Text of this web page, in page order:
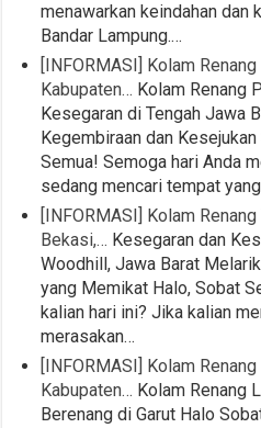
menawarkan keindahan dan
Bandar Lampung.…
[INFORMASI] Kolam
Kabupaten… Kolam Renang
Kesegaran di Tengah Jawa
Kegembiraan dan
Semua! Semoga hari Anda
sedang mencari tempat
[INFORMASI] Kolam
Bekasi,… Kesegaran dan
Woodhill, Jawa Barat
yang Memikat Halo, Sobat
kalian hari ini? Jika kalian
merasakan…
[INFORMASI] Kolam
Kabupaten… Kolam Renang
Berenang di Garut Halo